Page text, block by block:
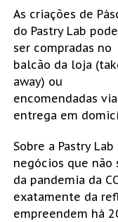
As criações de
do Pastry Lab
ser compradas no
balcão da loja
away) ou
encomendadas
entrega em
Sobre a Pastry
negócios que
da pandemia da
exatamente da
empreendem há